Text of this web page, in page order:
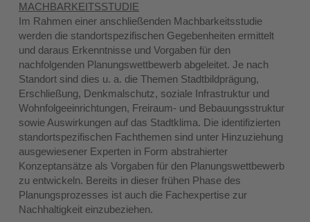
MACHBARKEITSSTUDIE
Im Rahmen einer anschließenden Machbarkeitsstudie
werden die standortspezifischen Gegebenheiten ermittelt
und daraus Erkenntnisse und Vorgaben für den
nachfolgenden Planungswettbewerb abgeleitet. Je nach
Standort sind dies u. a. die Themen Stadtbildprägung,
Erschließung, Denkmalschutz, soziale Infrastruktur und
Wohnfolgeeinrichtungen, Freiraum- und Bebauungsstruktur
sowie Auswirkungen auf das Stadtklima. Die identifizierten
standortspezifischen Fachthemen sind unter Hinzuziehung
ausgewiesener Experten in Form abstrahierter
Konzeptansätze als Vorgaben für den Planungswettbewerb
zu entwickeln. Bereits in dieser frühen Phase des
Planungsprozesses ist auch die Fachexpertise zur
Nachhaltigkeit einzubeziehen.